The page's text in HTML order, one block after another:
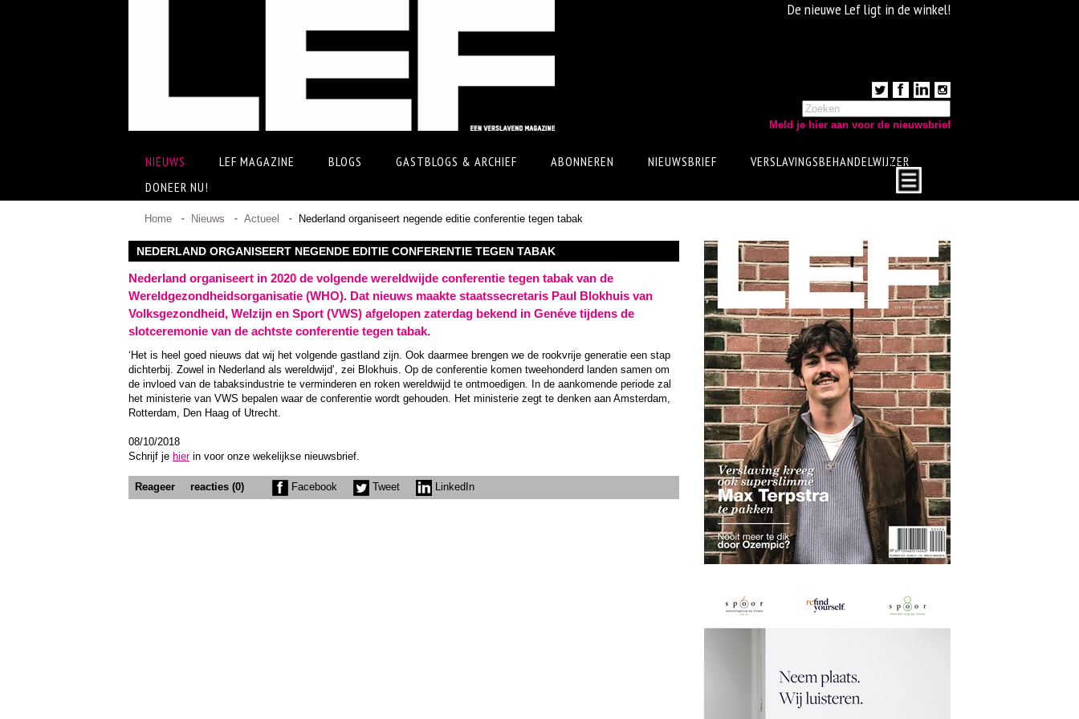
De nieuwe Lef ligt in de winkel!
Meld je hier aan voor de nieuwsbrief
NIEUWS LEF MAGAZINE BLOGS GASTBLOGS & ARCHIEF ABONNEREN NIEUWSBRIEF
VERSLAVINGSBEHANDELWIJZER
DONEER NU!
Home Nieuws Actueel Nederland organiseert negende editie conferentie tegen tabak
NEDERLAND ORGANISEERT NEGENDE EDITIE CONFERENTIE TEGEN TABAK
Nederland organiseert in 2020 de volgende wereldwijde conferentie tegen tabak van de
Wereldgezondheidsorganisatie (WHO). Dat nieuws maakte staatssecretaris Paul Blokhuis van
Volksgezondheid, Welzijn en Sport (VWS) afgelopen zaterdag bekend in Genéve tijdens de
slotceremonie van de achtste conferentie tegen tabak.
‘Het is heel goed nieuws dat wij het volgende gastland zijn. Ook daarmee brengen we de rookvrije generatie een stap
dichterbij. Zowel in Nederland als wereldwijd’, zei Blokhuis. Op de conferentie komen tweehonderd landen samen om
de invloed van de tabaksindustrie te verminderen en roken wereldwijd te ontmoedigen. In de aankomende periode zal
het ministerie van VWS bepalen waar de conferentie wordt gehouden. Het ministerie zegt te denken aan Amsterdam,
Rotterdam, Den Haag of Utrecht.
08/10/2018
Schrijf je hierin voor onze wekelijkse nieuwsbrief.
Reageer reacties (0) Facebook Tweet LinkedIn